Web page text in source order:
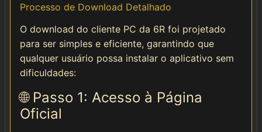
📘 Facebook
Processo de Download Detalhado
O download do cliente PC da 6R foi projetado
para ser simples e eficiente, garantindo que
qualquer usuário possa instalar o aplicativo sem
dificuldades:
🌐 Passo 1: Acesso à Página
Oficial